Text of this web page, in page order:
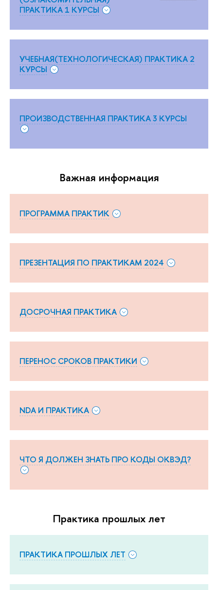
ПРАКТИКА 1 КУРСЫ
УЧЕБНАЯ(ТЕХНОЛОГИЧЕСКАЯ) ПРАКТИКА 2
КУРСЫ
ПРОИЗВОДСТВЕННАЯ ПРАКТИКА 3 КУРСЫ
Важная информация
ПРОГРАММА ПРАКТИК
ПРЕЗЕНТАЦИЯ ПО ПРАКТИКАМ 2024
ДОСРОЧНАЯ ПРАКТИКА
ПЕРЕНОС СРОКОВ ПРАКТИКИ
NDA И ПРАКТИКА
ЧТО Я ДОЛЖЕН ЗНАТЬ ПРО КОДЫ ОКВЭД?
Практика прошлых лет
ПРАКТИКА ПРОШЛЫХ ЛЕТ